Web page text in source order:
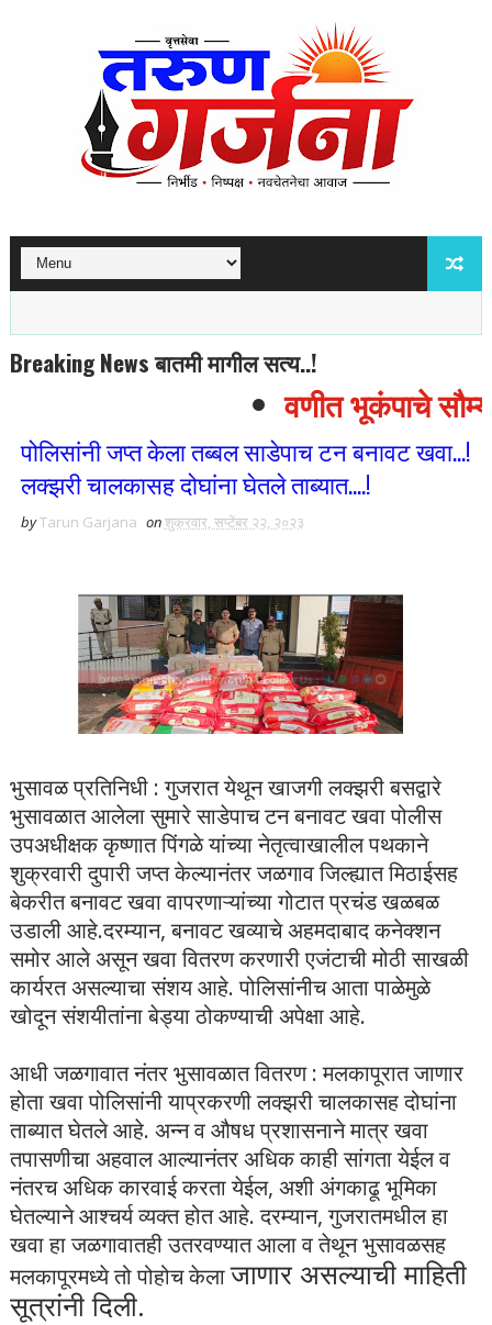
Breaking News बातमी मागील सत्य..!
वणीत भूकंपाचे सौम्य
पोलिसांनी जप्त केला तब्बल साडेपाच टन बनावट खवा...!
लक्झरी चालकासह दोघांना घेतले ताब्यात....!
byTarun Garjana onशुक्रवार, सप्टेंबर २२, २०२३
भुसावळ प्रतिनिधी : गुजरात येथून खाजगी लक्झरी बसद्वारे
भुसावळात आलेला सुमारे साडेपाच टन बनावट खवा पोलीस
उपअधीक्षक कृष्णात पिंगळे यांच्या नेतृत्वाखालील पथकाने
शुक्रवारी दुपारी जप्त केल्यानंतर जळगाव जिल्ह्यात मिठाईसह
बेकरीत बनावट खवा वापरणाऱ्यांच्या गोटात प्रचंड खळबळ
उडाली आहे.दरम्यान, बनावट खव्याचे अहमदाबाद कनेक्शन
समोर आले असून खवा वितरण करणारी एजंटाची मोठी साखळी
कार्यरत असल्याचा संशय आहे. पोलिसांनीच आता पाळेमुळे
खोदून संशयीतांना बेड्या ठोकण्याची अपेक्षा आहे.
आधी जळगावात नंतर भुसावळात वितरण : मलकापूरात जाणार
होता खवा पोलिसांनी याप्रकरणी लक्झरी चालकासह दोघांना
ताब्यात घेतले आहे. अन्न व औषध प्रशासनाने मात्र खवा
तपासणीचा अहवाल आल्यानंतर अधिक काही सांगता येईल व
नंतरच अधिक कारवाई करता येईल, अशी अंगकाढू भूमिका
घेतल्याने आश्चर्य व्यक्त होत आहे. दरम्यान, गुजरातमधील हा
खवा हा जळगावातही उतरवण्यात आला व तेथून भुसावळसह
मलकापूरमध्ये तो पोहोच केलाजाणार असल्याची माहिती
सूत्रांनी दिली.